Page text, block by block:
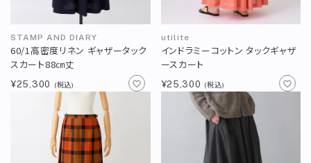
STAMP AND DIARY
60/1高密度リネン ギャザータック
スカート88㎝丈
¥25,300 (税込)
utilite
インドラミーコットン タックギャザ
ースカート
¥25,300 (税込)